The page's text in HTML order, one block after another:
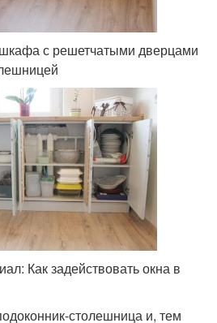
с решетчатыми дверцами
Как задействовать окна в
столешница и, тем